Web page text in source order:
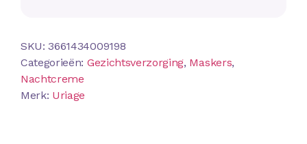
SKU:3661434009198
Categorieën: Gezichtsverzorging, Maskers,
Nachtcreme
Merk: Uriage